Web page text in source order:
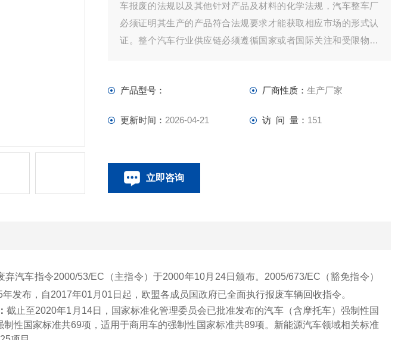
车报废的法规以及其他针对产品及材料的化学法规，汽车整车厂
必须证明其生产的产品符合法规要求才能获取相应市场的形式认
证。整个汽车行业供应链必须遵循国家或者国际关注和受限物质
产品型号： 厂商性质： 生产厂家
更新时间： 2026-04-21 访 问 量： 151
立即咨询
弃汽车指令2000/53/EC（主指令）于2000年10月24日颁布。2005/673/EC（豁免指令）
发布，自2017年01月01日起，欧盟各成员国政府已全面执行报废车辆回收指令。
截止至2020年1月14日，国家标准化管理委员会已批准发布的汽车（含摩托车）强制性国
性国家标准共69项，适用于商用车的强制性国家标准共89项。新能源汽车领域相关标准